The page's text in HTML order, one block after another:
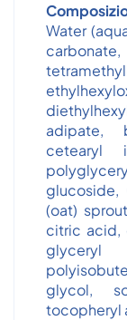
Water
adipate,
cetearyl
glucoside,
(oat)
citric acid,
glyceryl
glycol,
tocopheryl